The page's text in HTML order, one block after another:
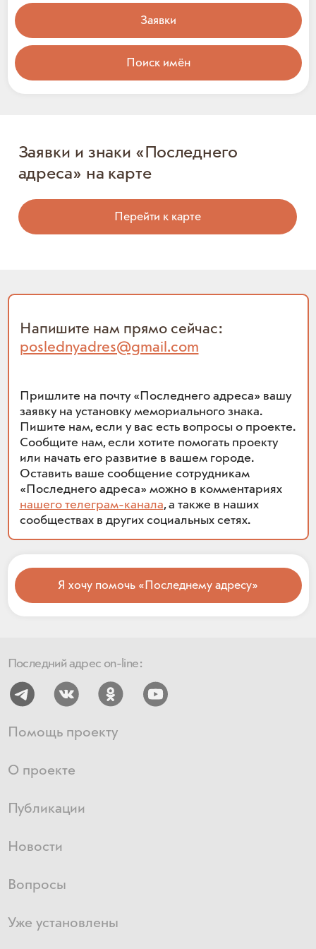
Заявки
Поиск имён
Заявки и знаки «Последнего
адреса» на карте
Перейти к карте
Напишите нам прямо сейчас:
poslednyadres@gmail.com
Пришлите на почту «Последнего адреса» вашу
заявку на установку мемориального знака.
Пишите нам, если у вас есть вопросы о проекте.
Сообщите нам, если хотите помогать проекту
или начать его развитие в вашем городе.
Оставить ваше сообщение сотрудникам
«Последнего адреса» можно в комментариях
нашего телеграм-канала, а также в наших
сообществах в других социальных сетях.
Я хочу помочь «Последнему адресу»
Последний адрес on-line:
Помощь проекту
О проекте
Публикации
Новости
Вопросы
Уже установлены